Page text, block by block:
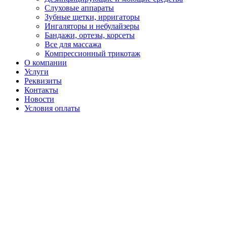
Слуховые аппараты
Зубные щетки, ирригаторы
Ингаляторы и небулайзеры
Бандажи, ортезы, корсеты
Все для массажа
Компрессионный трикотаж
О компании
Услуги
Реквизиты
Контакты
Новости
Условия оплаты